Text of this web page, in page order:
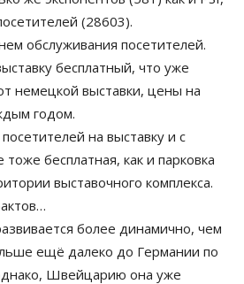
(28603).
обслуживания посетителей.
бесплатный, что уже
немецкой выставки, цены на
годом.
на выставку и с
тоже бесплатная, как и парковка
выставочного комплекса.
более динамично, чем
ещё далеко до Германии по
Швейцарию она уже